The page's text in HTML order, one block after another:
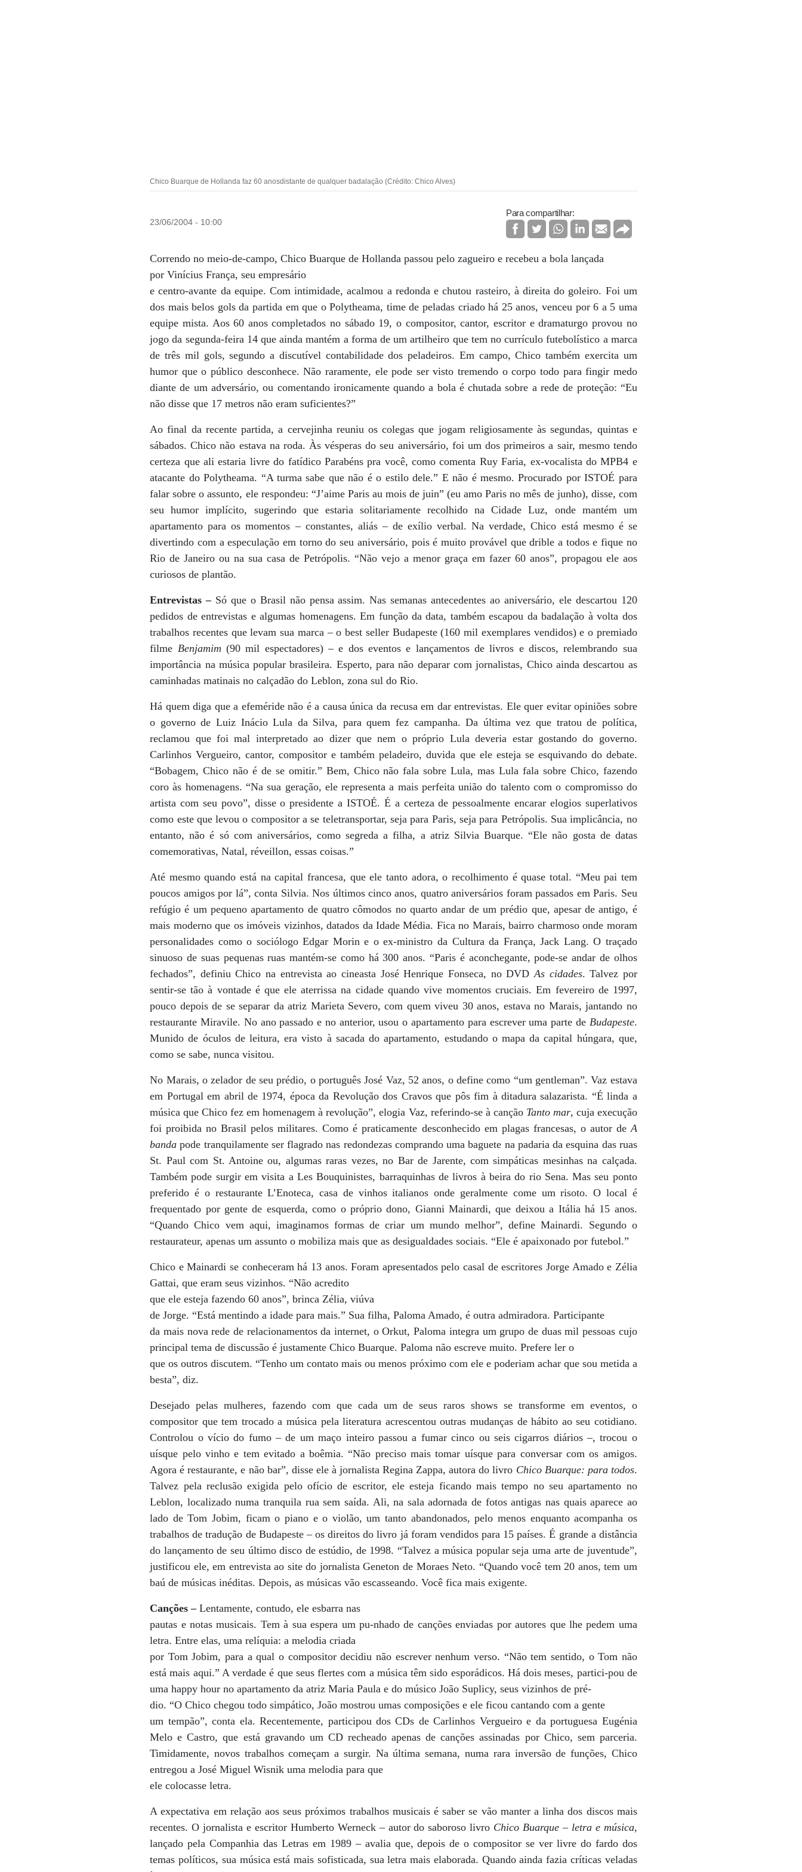
Chico Buarque de Hollanda faz 60 anosdistante de qualquer badalação (Crédito: Chico Alves)
23/06/2004 - 10:00
Para compartilhar:
Correndo no meio-de-campo, Chico Buarque de Hollanda passou pelo zagueiro e recebeu a bola lançada
por Vinícius França, seu empresário
e centro-avante da equipe. Com intimidade, acalmou a redonda e chutou rasteiro, à direita do goleiro. Foi um
dos mais belos gols da partida em que o Polytheama, time de peladas criado há 25 anos, venceu por 6 a 5 uma
equipe mista. Aos 60 anos completados no sábado 19, o compositor, cantor, escritor e dramaturgo provou no
jogo da segunda-feira 14 que ainda mantém a forma de um artilheiro que tem no currículo futebolístico a marca
de três mil gols, segundo a discutível contabilidade dos peladeiros. Em campo, Chico também exercita um
humor que o público desconhece. Não raramente, ele pode ser visto tremendo o corpo todo para fingir medo
diante de um adversário, ou comentando ironicamente quando a bola é chutada sobre a rede de proteção: “Eu
não disse que 17 metros não eram suficientes?”
Ao final da recente partida, a cervejinha reuniu os colegas que jogam religiosamente às segundas, quintas e
sábados. Chico não estava na roda. Às vésperas do seu aniversário, foi um dos primeiros a sair, mesmo tendo
certeza que ali estaria livre do fatídico Parabéns pra você, como comenta Ruy Faria, ex-vocalista do MPB4 e
atacante do Polytheama. “A turma sabe que não é o estilo dele.” E não é mesmo. Procurado por ISTOÉ para
falar sobre o assunto, ele respondeu: “J’aime Paris au mois de juin” (eu amo Paris no mês de junho), disse, com
seu humor implícito, sugerindo que estaria solitariamente recolhido na Cidade Luz, onde mantém um
apartamento para os momentos – constantes, aliás – de exílio verbal. Na verdade, Chico está mesmo é se
divertindo com a especulação em torno do seu aniversário, pois é muito provável que drible a todos e fique no
Rio de Janeiro ou na sua casa de Petrópolis. “Não vejo a menor graça em fazer 60 anos”, propagou ele aos
curiosos de plantão.
Entrevistas –Só que o Brasil não pensa assim. Nas semanas antecedentes ao aniversário, ele descartou 120
pedidos de entrevistas e algumas homenagens. Em função da data, também escapou da badalação à volta dos
trabalhos recentes que levam sua marca – o best seller Budapeste (160 mil exemplares vendidos) e o premiado
filme Benjamim (90 mil espectadores) – e dos eventos e lançamentos de livros e discos, relembrando sua
importância na música popular brasileira. Esperto, para não deparar com jornalistas, Chico ainda descartou as
caminhadas matinais no calçadão do Leblon, zona sul do Rio.
Há quem diga que a efeméride não é a causa única da recusa em dar entrevistas. Ele quer evitar opiniões sobre
o governo de Luiz Inácio Lula da Silva, para quem fez campanha. Da última vez que tratou de política,
reclamou que foi mal interpretado ao dizer que nem o próprio Lula deveria estar gostando do governo.
Carlinhos Vergueiro, cantor, compositor e também peladeiro, duvida que ele esteja se esquivando do debate.
“Bobagem, Chico não é de se omitir.” Bem, Chico não fala sobre Lula, mas Lula fala sobre Chico, fazendo
coro às homenagens. “Na sua geração, ele representa a mais perfeita união do talento com o compromisso do
artista com seu povo”, disse o presidente a ISTOÉ. É a certeza de pessoalmente encarar elogios superlativos
como este que levou o compositor a se teletransportar, seja para Paris, seja para Petrópolis. Sua implicância, no
entanto, não é só com aniversários, como segreda a filha, a atriz Silvia Buarque. “Ele não gosta de datas
comemorativas, Natal, réveillon, essas coisas.”
Até mesmo quando está na capital francesa, que ele tanto adora, o recolhimento é quase total. “Meu pai tem
poucos amigos por lá”, conta Silvia. Nos últimos cinco anos, quatro aniversários foram passados em Paris. Seu
refúgio é um pequeno apartamento de quatro cômodos no quarto andar de um prédio que, apesar de antigo, é
mais moderno que os imóveis vizinhos, datados da Idade Média. Fica no Marais, bairro charmoso onde moram
personalidades como o sociólogo Edgar Morin e o ex-ministro da Cultura da França, Jack Lang. O traçado
sinuoso de suas pequenas ruas mantém-se como há 300 anos. “Paris é aconchegante, pode-se andar de olhos
fechados”, definiu Chico na entrevista ao cineasta José Henrique Fonseca, no DVD As cidades. Talvez por
sentir-se tão à vontade é que ele aterrissa na cidade quando vive momentos cruciais. Em fevereiro de 1997,
pouco depois de se separar da atriz Marieta Severo, com quem viveu 30 anos, estava no Marais, jantando no
restaurante Miravile. No ano passado e no anterior, usou o apartamento para escrever uma parte de Budapeste.
Munido de óculos de leitura, era visto à sacada do apartamento, estudando o mapa da capital húngara, que,
como se sabe, nunca visitou.
No Marais, o zelador de seu prédio, o português José Vaz, 52 anos, o define como “um gentleman”. Vaz estava
em Portugal em abril de 1974, época da Revolução dos Cravos que pôs fim à ditadura salazarista. “É linda a
música que Chico fez em homenagem à revolução”, elogia Vaz, referindo-se à canção Tanto mar, cuja execução
foi proibida no Brasil pelos militares. Como é praticamente desconhecido em plagas francesas, o autor deA
banda pode tranquilamente ser flagrado nas redondezas comprando uma baguete na padaria da esquina das ruas
St. Paul com St. Antoine ou, algumas raras vezes, no Bar de Jarente, com simpáticas mesinhas na calçada.
Também pode surgir em visita a Les Bouquinistes, barraquinhas de livros à beira do rio Sena. Mas seu ponto
preferido é o restaurante L’Enoteca, casa de vinhos italianos onde geralmente come um risoto. O local é
frequentado por gente de esquerda, como o próprio dono, Gianni Mainardi, que deixou a Itália há 15 anos.
“Quando Chico vem aqui, imaginamos formas de criar um mundo melhor”, define Mainardi. Segundo o
restaurateur, apenas um assunto o mobiliza mais que as desigualdades sociais. “Ele é apaixonado por futebol.”
Chico e Mainardi se conheceram há 13 anos. Foram apresentados pelo casal de escritores Jorge Amado e Zélia
Gattai, que eram seus vizinhos. “Não acredito
que ele esteja fazendo 60 anos”, brinca Zélia, viúva
de Jorge. “Está mentindo a idade para mais.” Sua filha, Paloma Amado, é outra admiradora. Participante
da mais nova rede de relacionamentos da internet, o Orkut, Paloma integra um grupo de duas mil pessoas cujo
principal tema de discussão é justamente Chico Buarque. Paloma não escreve muito. Prefere ler o
que os outros discutem. “Tenho um contato mais ou menos próximo com ele e poderiam achar que sou metida a
besta”, diz.
Desejado pelas mulheres, fazendo com que cada um de seus raros shows se transforme em eventos, o
compositor que tem trocado a música pela literatura acrescentou outras mudanças de hábito ao seu cotidiano.
Controlou o vício do fumo – de um maço inteiro passou a fumar cinco ou seis cigarros diários –, trocou o
uísque pelo vinho e tem evitado a boêmia. “Não preciso mais tomar uísque para conversar com os amigos.
Agora é restaurante, e não bar”, disse ele à jornalista Regina Zappa, autora do livro Chico Buarque: para todos.
Talvez pela reclusão exigida pelo ofício de escritor, ele esteja ficando mais tempo no seu apartamento no
Leblon, localizado numa tranquila rua sem saída. Ali, na sala adornada de fotos antigas nas quais aparece ao
lado de Tom Jobim, ficam o piano e o violão, um tanto abandonados, pelo menos enquanto acompanha os
trabalhos de tradução de Budapeste – os direitos do livro já foram vendidos para 15 países. É grande a distância
do lançamento de seu último disco de estúdio, de 1998. “Talvez a música popular seja uma arte de juventude”,
justificou ele, em entrevista ao site do jornalista Geneton de Moraes Neto. “Quando você tem 20 anos, tem um
baú de músicas inéditas. Depois, as músicas vão escasseando. Você fica mais exigente.
Canções –Lentamente, contudo, ele esbarra nas
pautas e notas musicais. Tem à sua espera um pu-nhado de canções enviadas por autores que lhe pedem uma
letra. Entre elas, uma relíquia: a melodia criada
por Tom Jobim, para a qual o compositor decidiu não escrever nenhum verso. “Não tem sentido, o Tom não
está mais aqui.” A verdade é que seus flertes com a música têm sido esporádicos. Há dois meses, partici-pou de
uma happy hour no apartamento da atriz Maria Paula e do músico João Suplicy, seus vizinhos de pré-
dio. “O Chico chegou todo simpático, João mostrou umas composições e ele ficou cantando com a gente
um tempão”, conta ela. Recentemente, participou dos CDs de Carlinhos Vergueiro e da portuguesa Eugénia
Melo e Castro, que está gravando um CD recheado apenas de canções assinadas por Chico, sem parceria.
Timidamente, novos trabalhos começam a surgir. Na última semana, numa rara inversão de funções, Chico
entregou a José Miguel Wisnik uma melodia para que
ele colocasse letra.
A expectativa em relação aos seus próximos trabalhos musicais é saber se vão manter a linha dos discos mais
recentes. O jornalista e escritor Humberto Werneck – autor do saboroso livro Chico Buarque – letra e música,
lançado pela Companhia das Letras em 1989 – avalia que, depois de o compositor se ver livre do fardo dos
temas políticos, sua música está mais sofisticada, sua letra mais elaborada. Quando ainda fazia críticas veladas